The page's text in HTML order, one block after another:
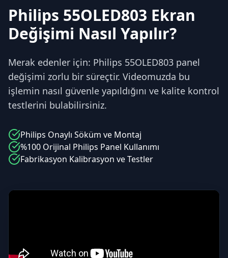
Philips 55OLED803 Ekran
Değişimi Nasıl Yapılır?
Merak edenler için: Philips 55OLED803 panel
değişimi zorlu bir süreçtir. Videomuzda bu
işlemin nasıl güvenle yapıldığını ve kalite kontrol
testlerini bulabilirsiniz.
Philips Onaylı Söküm ve Montaj
%100 Orijinal Philips Panel Kullanımı
Fabrikasyon Kalibrasyon ve Testler